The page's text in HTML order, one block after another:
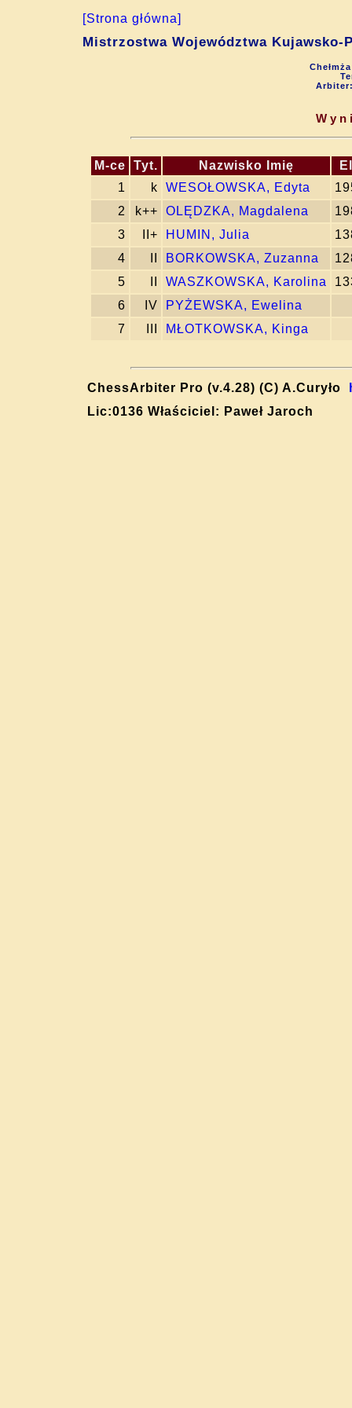
[Strona główna]
Mistrzostwa Województwa Kujawsko-
M-ce Tyt. Nazwisko Imię
1
k WESOŁOWSKA, Edyta
2
k++ OLĘDZKA, Magdalena
3
II+ HUMIN, Julia
4
BORKOWSKA, Zuzanna
5
WASZKOWSKA, Karolina
6
IV
PYŻEWSKA, Ewelina
7
MŁOTKOWSKA, Kinga
ChessArbiter Pro (v.4.28) (C) A.Curyło
Lic:0136 Właściciel: Paweł Jaroch